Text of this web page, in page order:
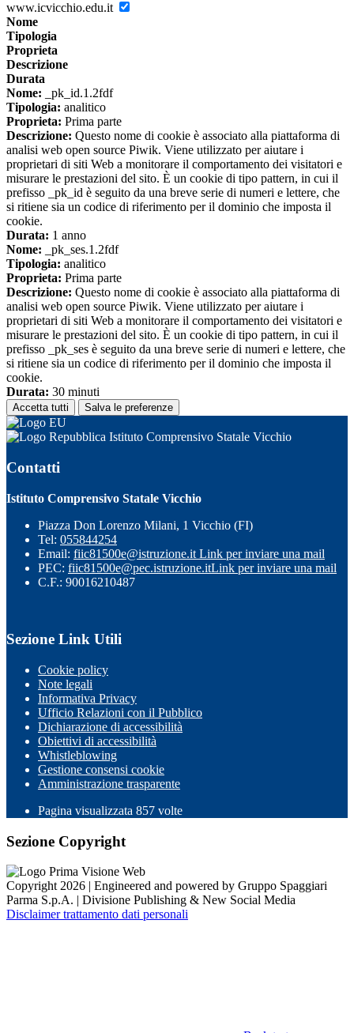
www.icvicchio.edu.it
Nome
Tipologia
Proprieta
Descrizione
Durata
Nome: _pk_id.1.2fdf
Tipologia: analitico
Proprieta: Prima parte
Descrizione: Questo nome di cookie è associato alla piattaforma di
analisi web open source Piwik. Viene utilizzato per aiutare i
proprietari di siti Web a monitorare il comportamento dei visitatori e
misurare le prestazioni del sito. È un cookie di tipo pattern, in cui il
prefisso _pk_id è seguito da una breve serie di numeri e lettere, che
si ritiene sia un codice di riferimento per il dominio che imposta il
cookie.
Durata: 1 anno
Nome: _pk_ses.1.2fdf
Tipologia: analitico
Proprieta: Prima parte
Descrizione: Questo nome di cookie è associato alla piattaforma di
analisi web open source Piwik. Viene utilizzato per aiutare i
proprietari di siti Web a monitorare il comportamento dei visitatori e
misurare le prestazioni del sito. È un cookie di tipo pattern, in cui il
prefisso _pk_ses è seguito da una breve serie di numeri e lettere, che
si ritiene sia un codice di riferimento per il dominio che imposta il
cookie.
Durata: 30 minuti
Accetta tutti Salva le preferenze
Istituto Comprensivo Statale Vicchio
Contatti
Istituto Comprensivo Statale Vicchio
Piazza Don Lorenzo Milani, 1 Vicchio (FI)
Tel: 055844254
Email: fiic81500e@istruzione.it Link per inviare una mail
PEC: fiic81500e@pec.istruzione.itLink per inviare una mail
C.F.: 90016210487
Sezione Link Utili
Cookie policy
Note legali
Informativa Privacy
Ufficio Relazioni con il Pubblico
Dichiarazione di accessibilità
Obiettivi di accessibilità
Whistleblowing
Gestione consensi cookie
Amministrazione trasparente
Pagina visualizzata 857 volte
Sezione Copyright
Copyright 2026 | Engineered and powered by Gruppo Spaggiari
Parma S.p.A. | Divisione Publishing & New Social Media
Disclaimer trattamento dati personali